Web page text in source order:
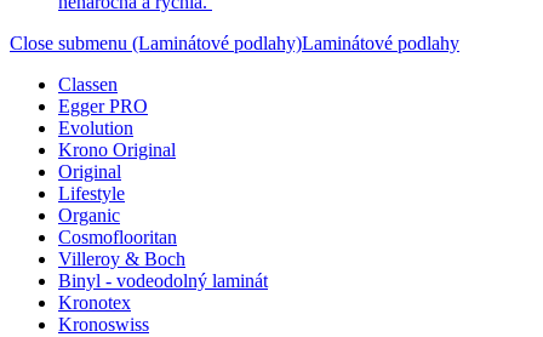
Close submenu (Laminátové podlahy)Laminátové podlahy
Classen
Egger PRO
Evolution
Krono Original
Original
Lifestyle
Organic
Cosmoflooritan
Villeroy & Boch
Binyl - vodeodolný laminát
Kronotex
Kronoswiss